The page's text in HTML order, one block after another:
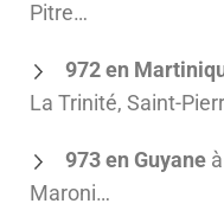
Pitre…
972 en
La Trinité, Saint-
973 en Guyane
Maroni…